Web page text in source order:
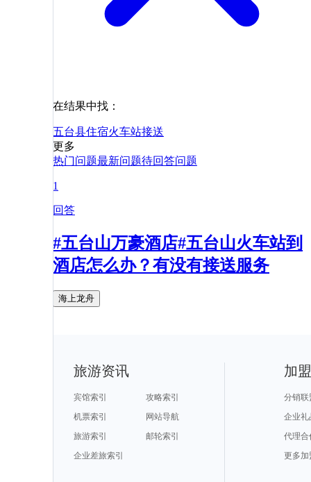
在结果中找：
五台县住宿火车站接送
更多
热门问题最新问题待回答问题
1
回答
#五台山万豪酒店#五台山火车站到
酒店怎么办？有没有接送服务
海上龙舟
旅游资讯
宾馆索引
攻略索引
机票索引
网站导航
旅游索引
邮轮索引
企业差旅索引
加
分销联
企业礼
代理合
更多加